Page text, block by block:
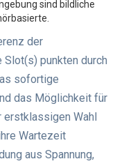
sind bildliche
der
punkten durch
sofortige
das Möglichkeit für
Wahl
Wartezeit
aus Spannung,